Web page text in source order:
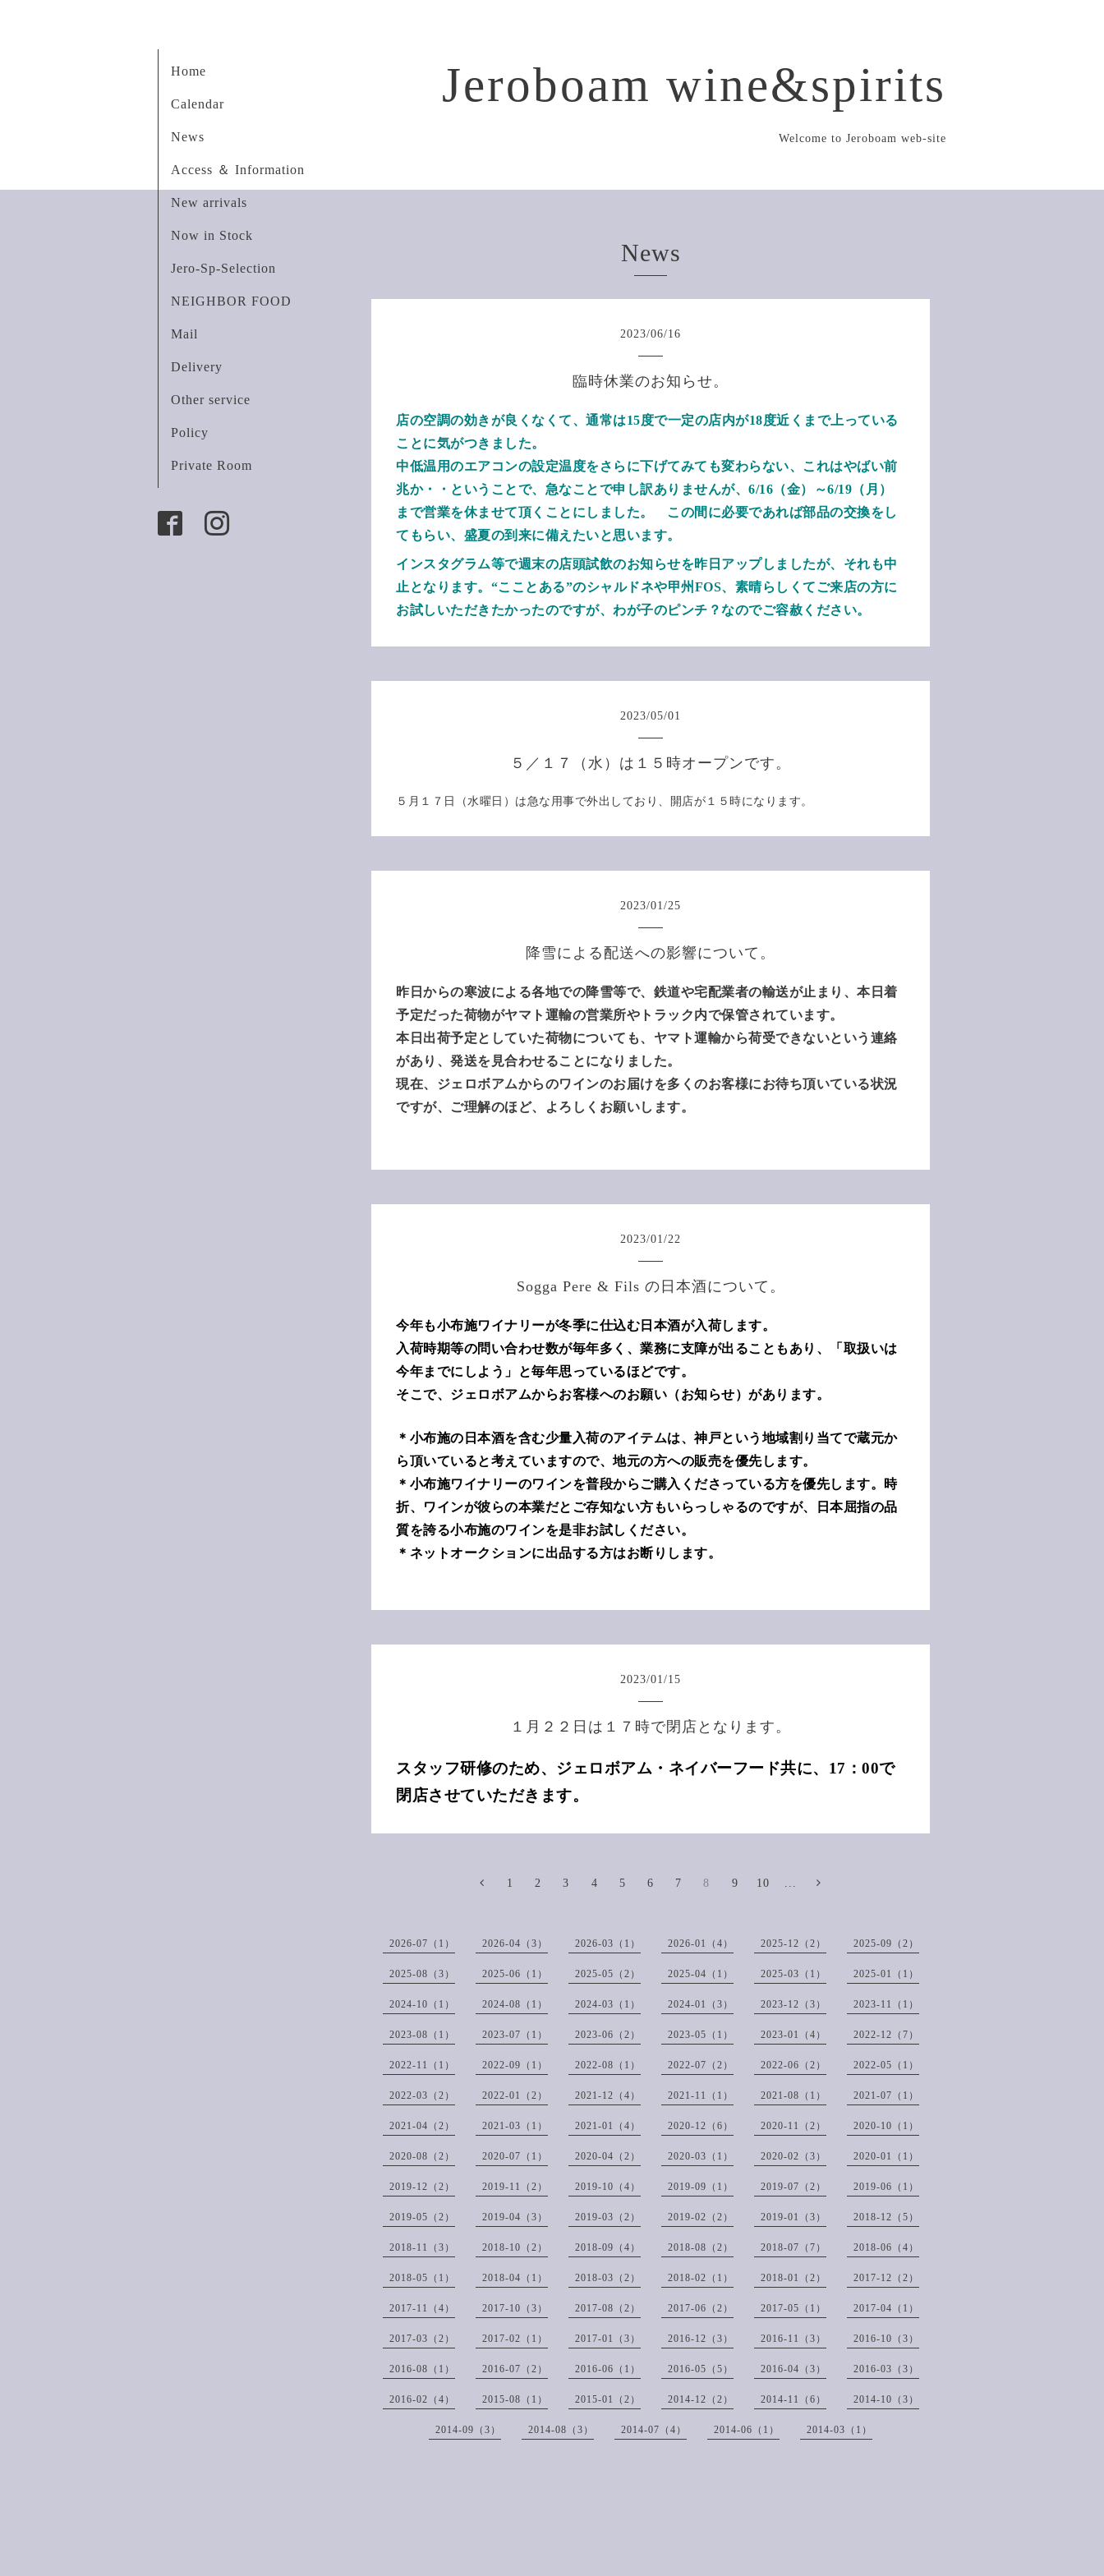
Jeroboam wine&spirits
Welcome to Jeroboam web-site
Home
Calendar
News
Access ＆ Information
New arrivals
Now in Stock
Jero-Sp-Selection
NEIGHBOR FOOD
Mail
Delivery
Other service
Policy
Private Room
News
2023/06/16
臨時休業のお知らせ。
店の空調の効きが良くなくて、通常は15度で一定の店内が18度近くまで上っている
ことに気がつきました。
中低温用のエアコンの設定温度をさらに下げてみても変わらない、これはやばい前
兆か・・ということで、急なことで申し訳ありませんが、6/16（金）～6/19（月）
まで営業を休ませて頂くことにしました。 この間に必要であれば部品の交換をし
てもらい、盛夏の到来に備えたいと思います。
インスタグラム等で週末の店頭試飲のお知らせを昨日アップしましたが、それも中
止となります。“こことある”のシャルドネや甲州FOS、素晴らしくてご来店の方に
お試しいただきたかったのですが、わが子のピンチ？なのでご容赦ください。
2023/05/01
５／１７（水）は１５時オープンです。
５月１７日（水曜日）は急な用事で外出しており、開店が１５時になります。
2023/01/25
降雪による配送への影響について。
昨日からの寒波による各地での降雪等で、鉄道や宅配業者の輸送が止まり、本日着
予定だった荷物がヤマト運輸の営業所やトラック内で保管されています。
本日出荷予定としていた荷物についても、ヤマト運輸から荷受できないという連絡
があり、発送を見合わせることになりました。
現在、ジェロボアムからのワインのお届けを多くのお客様にお待ち頂いている状況
ですが、ご理解のほど、よろしくお願いします。
2023/01/22
Sogga Pere & Fils の日本酒について。
今年も小布施ワイナリーが冬季に仕込む日本酒が入荷します。
入荷時期等の問い合わせ数が毎年多く、業務に支障が出ることもあり、「取扱いは
今年までにしよう」と毎年思っているほどです。
そこで、ジェロボアムからお客様へのお願い（お知らせ）があります。
＊小布施の日本酒を含む少量入荷のアイテムは、神戸という地域割り当てで蔵元か
ら頂いていると考えていますので、地元の方への販売を優先します。
＊小布施ワイナリーのワインを普段からご購入くださっている方を優先します。
時
折、ワインが彼らの本業だとご存知ない方もいらっしゃるのですが、日本屈指の品
質を誇る小布施のワインを是非お試しください。
＊ネットオークションに出品する方はお断りします。
2023/01/15
１月２２日は１７時で閉店となります。
スタッフ研修のため、ジェロボアム・ネイバーフード共に、17：00で
閉店させていただきます。
1 2 3 4 5 6 7 8 9 10 ...
2026-07（1） 2026-04（3） 2026-03（1） 2026-01（4） 2025-12（2） 2025-09（2）
2025-08（3） 2025-06（1） 2025-05（2） 2025-04（1） 2025-03（1） 2025-01（1）
2024-10（1） 2024-08（1） 2024-03（1） 2024-01（3） 2023-12（3） 2023-11（1）
2023-08（1） 2023-07（1） 2023-06（2） 2023-05（1） 2023-01（4） 2022-12（7）
2022-11（1） 2022-09（1） 2022-08（1） 2022-07（2） 2022-06（2） 2022-05（1）
2022-03（2） 2022-01（2） 2021-12（4） 2021-11（1） 2021-08（1） 2021-07（1）
2021-04（2） 2021-03（1） 2021-01（4） 2020-12（6） 2020-11（2） 2020-10（1）
2020-08（2） 2020-07（1） 2020-04（2） 2020-03（1） 2020-02（3） 2020-01（1）
2019-12（2） 2019-11（2） 2019-10（4） 2019-09（1） 2019-07（2） 2019-06（1）
2019-05（2） 2019-04（3） 2019-03（2） 2019-02（2） 2019-01（3） 2018-12（5）
2018-11（3） 2018-10（2） 2018-09（4） 2018-08（2） 2018-07（7） 2018-06（4）
2018-05（1） 2018-04（1） 2018-03（2） 2018-02（1） 2018-01（2） 2017-12（2）
2017-11（4） 2017-10（3） 2017-08（2） 2017-06（2） 2017-05（1） 2017-04（1）
2017-03（2） 2017-02（1） 2017-01（3） 2016-12（3） 2016-11（3） 2016-10（3）
2016-08（1） 2016-07（2） 2016-06（1） 2016-05（5） 2016-04（3） 2016-03（3）
2016-02（4） 2015-08（1） 2015-01（2） 2014-12（2） 2014-11（6） 2014-10（3）
2014-09（3） 2014-08（3） 2014-07（4） 2014-06（1） 2014-03（1）